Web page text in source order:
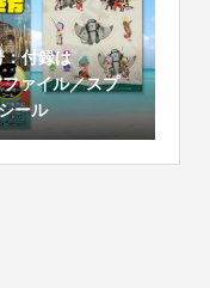
：付録は
ァイル／スプ
ール